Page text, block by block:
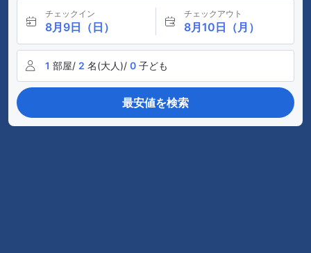
チェックイン
8月9日（日）
チェックアウト
8月10日（月）
1 部屋/ 2 名(大人)/ 0 子ども
最安値を検索